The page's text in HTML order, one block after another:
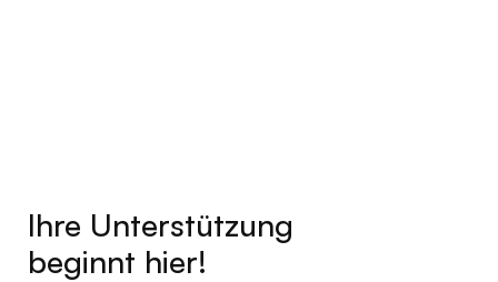
Ihre Unterstützung
beginnt hier!